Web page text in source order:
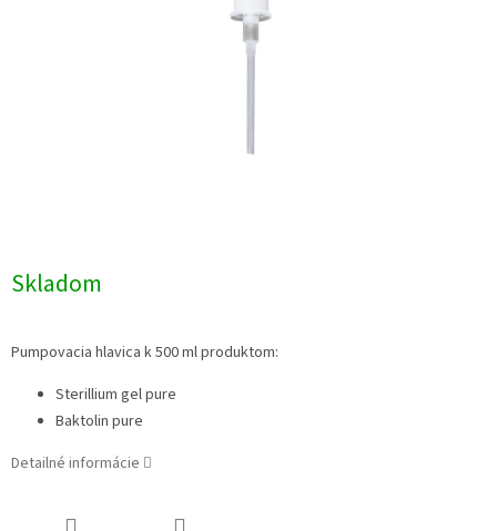
Skladom
Pumpovacia hlavica k 500 ml produktom:
Sterillium gel pure
Baktolin pure
Detailné informácie